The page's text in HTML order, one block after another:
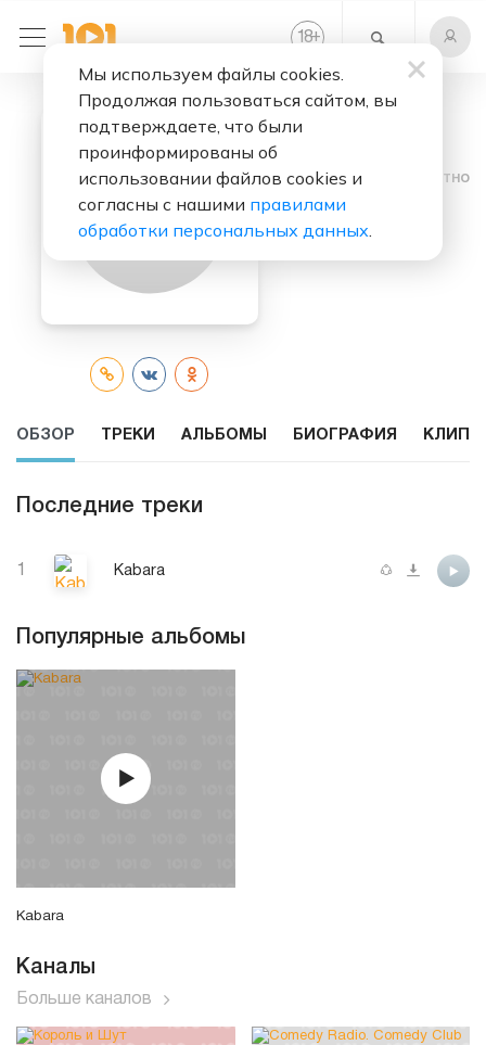
18+
Слушать бесплатно
Meith
ОБЗОР ТРЕКИ АЛЬБОМЫ БИОГРАФИЯ КЛИПЫ
Последние треки
Kabara
Популярные альбомы
Kabara
Каналы
Больше каналов
Мы используем файлы cookies.
Продолжая пользоваться сайтом, вы
подтверждаете, что были
проинформированы об
использовании файлов cookies и
согласны с нашими правилами
обработки персональных данных.